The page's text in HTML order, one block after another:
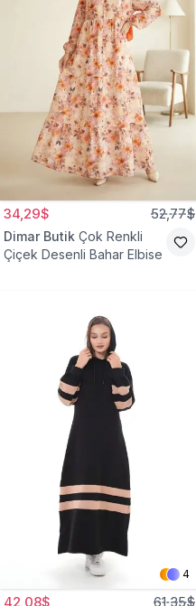
34,29$ 52,77$
Dimar Butik Çok Renkli
Çiçek Desenli Bahar Elbise
4
42,08$ 61,35$